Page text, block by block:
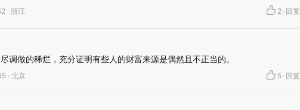
· 浙江 2 · 回复
调做的稀烂，充分证明有些人的财富来源是偶然且不正当的。
· 北京 5 · 回复